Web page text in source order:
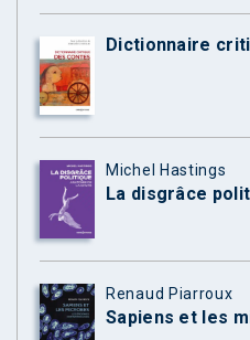
Dictionnaire
Michel Hastings
La disgrâce
Renaud Piarroux
Sapiens et les